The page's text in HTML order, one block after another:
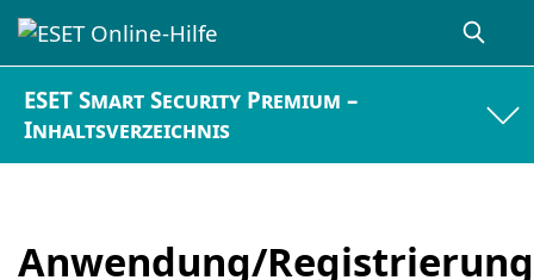
ESET Smart Security Premium –
Inhaltsverzeichnis
Anwendung/